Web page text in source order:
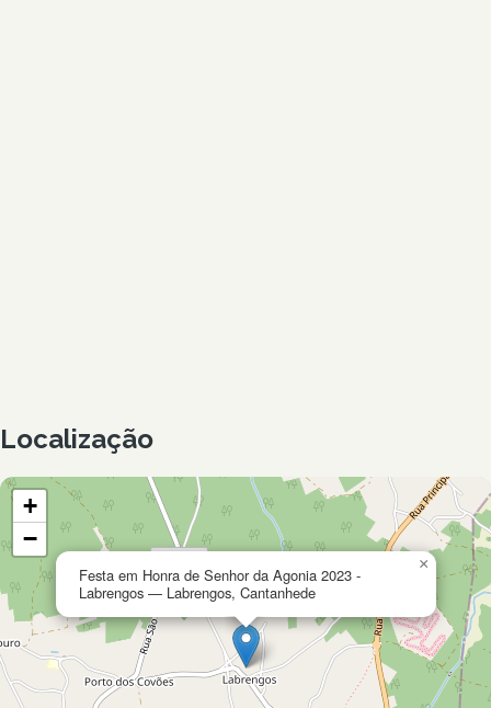
Localização
Festa em Honra de Senhor da Agonia 2023 -
Labrengos — Labrengos, Cantanhede
×
+
−